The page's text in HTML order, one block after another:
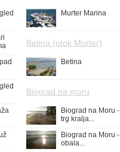
Murter Marina
Betina (otok Murter)
Betina
Biograd na moru
Biograd na Moru -
trg kralja...
Biograd na Moru -
obala...